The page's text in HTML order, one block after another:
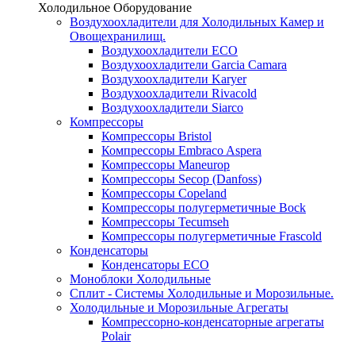
Холодильное Оборудование
Воздухоохладители для Холодильных Камер и
Овощехранилищ.
Воздухоохладители ECO
Воздухоохладители Garcia Camara
Воздухоохладители Karyer
Воздухоохладители Rivacold
Воздухоохладители Siarco
Компрессоры
Компрессоры Bristol
Компрессоры Embraco Aspera
Компрессоры Maneurop
Компрессоры Secop (Danfoss)
Компрессоры Copeland
Компрессоры полугерметичные Bock
Компрессоры Tecumseh
Компрессоры полугерметичные Frascold
Конденсаторы
Конденсаторы ECO
Моноблоки Холодильные
Сплит - Системы Холодильные и Морозильные.
Холодильные и Морозильные Агрегаты
Компрессорно-конденсаторные агрегаты
Polair